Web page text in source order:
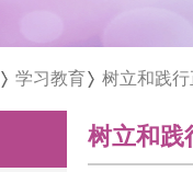
学习教育 树立和践
树立和践